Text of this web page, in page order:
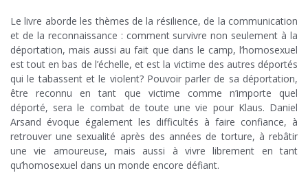
Le livre aborde les thèmes de la résilience, de la communication
et de la reconnaissance : comment survivre non seulement à la
déportation, mais aussi au fait que dans le camp, l’homosexuel
est tout en bas de l’échelle, et est la victime des autres déportés
qui le tabassent et le violent? Pouvoir parler de sa déportation,
être reconnu en tant que victime comme n’importe quel
déporté, sera le combat de toute une vie pour Klaus. Daniel
Arsand évoque également les difficultés à faire confiance, à
retrouver une sexualité après des années de torture, à rebâtir
une vie amoureuse, mais aussi à vivre librement en tant
qu’homosexuel dans un monde encore défiant.